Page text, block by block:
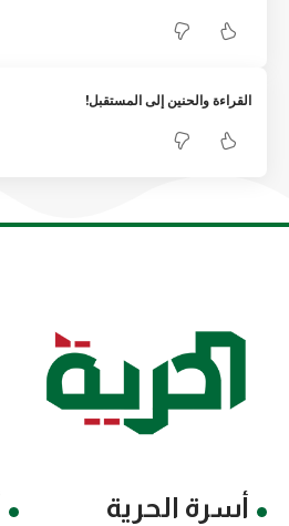
القراءة والحنين إلى المستقبل!
أسرة الحرية